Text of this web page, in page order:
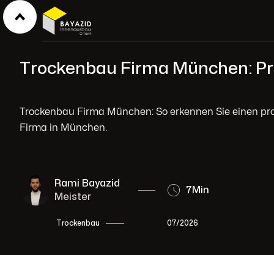
Trockenbau Firma München:
Trockenbau Firma München: So erkennen Sie einen
Firma in München.
Rami Bayazid
Meister
7Min
Trockenbau 07/2026